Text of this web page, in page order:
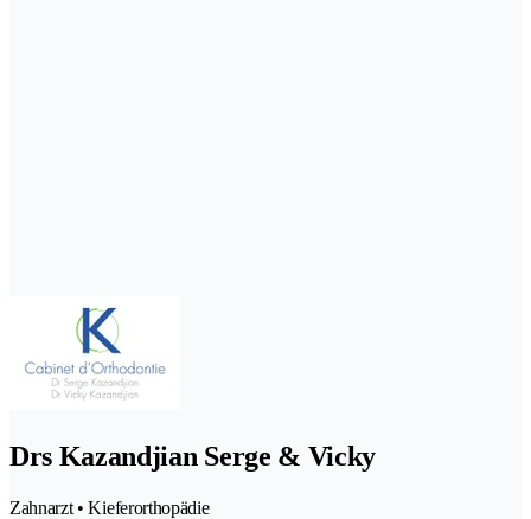
Drs Kazandjian Serge & Vicky
Zahnarzt • Kieferorthopädie